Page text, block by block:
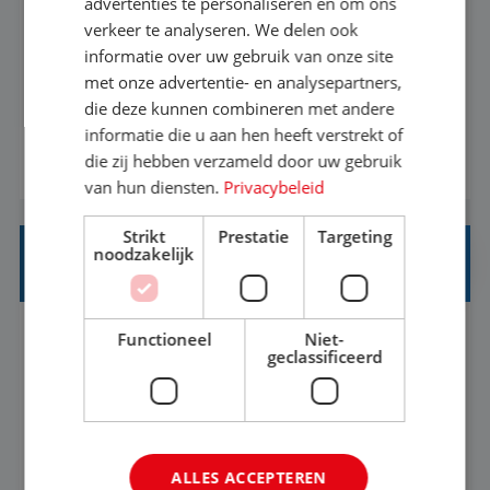
Met jouw ervaring in de reisbranche of
achtergrond in toerisme ben je klaar voor de
volgende stap. Vanaf je stoel reis je de hele
wereld over en speel je moeiteloos in op de
wensen van je team, je klant en wat er in de
reiswereld gebeurt. Met je enthousiasme weet je
klanten te overtuigen om die droomreis te
boeken! ...
BEKIJK VACATURE
REISADVISEUR ALLROUND
Aalsmeer, Noord-Holland, Nederland
Baan
MBO
het nu voor jezelf is, of voor een ander: jij vindt
verkeer te analyseren. We delen ook
informatie over uw gebruik van onze site
met onze advertentie- en analysepartners,
die deze kunnen combineren met andere
informatie die u aan hen heeft verstrekt of
die zij hebben verzameld door uw gebruik
van hun diensten. Privacybeleid
Strikt
noodzakelijk
Prestatie Targeting
Functioneel
Niet-
geclassificeerd
ALLES ACCEPTEREN